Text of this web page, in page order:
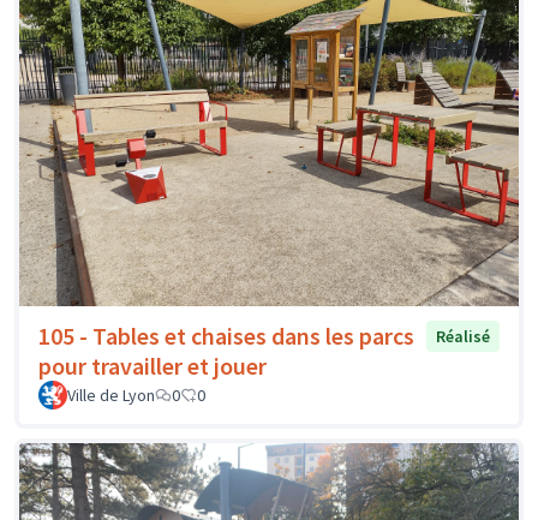
105 - Tables et chaises dans les parcs
pour travailler et jouer
Réalisé
Ville de Lyon 0 0